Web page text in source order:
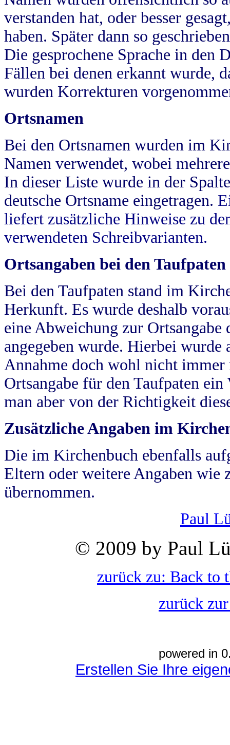
verstanden hat, oder besser
haben. Später dann so
Die gesprochene Sprache in
Fällen bei denen erkannt wurde,
wurden Korrekturen
Ortsnamen
Bei den Ortsnamen wurden im
Namen verwendet, wobei
In dieser Liste wurde in der
deutsche Ortsname eingetragen.
liefert zusätzliche Hinweise zu
verwendeten Schreibvarianten.
Ortsangaben bei den Taufpaten
Bei den Taufpaten stand im
Herkunft. Es wurde deshalb
eine Abweichung zur
angegeben wurde. Hierbei wurde
Annahme doch wohl nicht
Ortsangabe für den Taufpaten
man aber von der Richtigkeit
Zusätzliche Angaben im
Die im Kirchenbuch ebenfalls
Eltern oder weitere Angaben wie
übernommen.
Paul
© 2009 by Paul
zurück zu: Back to
zurück
powered in
Erstellen Sie Ihre